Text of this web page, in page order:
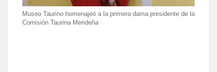
Museo Taurino homenajeó a la primera dama presidente de la
Comisión Taurina Merideña